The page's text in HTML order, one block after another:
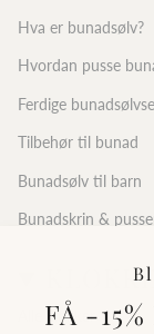
FÅ -
Hva er bunadsølv?
Hvordan pusse
Ferdige
Tilbehør til bunad
Bunadsølv til barn
Bunadskrin &
Alle klokker